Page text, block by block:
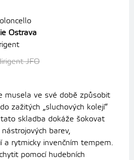
Ostrava
JFO
musela ve své době způsobit
zažitých „sluchových kolejí“
skladba dokáže šokovat
barev,
a rytmicky invenčním tempem.
pomocí hudebních